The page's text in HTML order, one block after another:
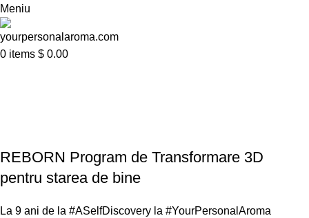
Meniu
0 items $ 0.00
REBORN Program de Transformare 3D
pentru starea de bine
La 9 ani de la #ASelfDiscovery la #YourPersonalAroma